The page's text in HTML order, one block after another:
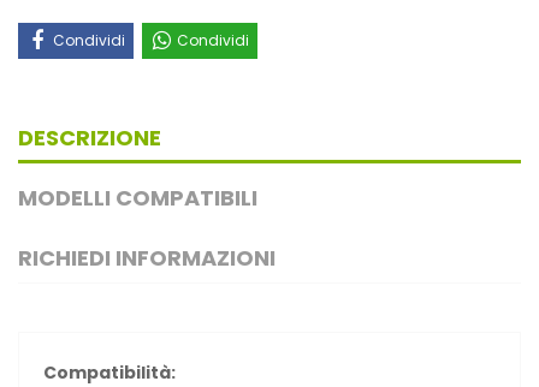
Condividi Condividi
DESCRIZIONE
MODELLI COMPATIBILI
RICHIEDI INFORMAZIONI
Compatibilità: